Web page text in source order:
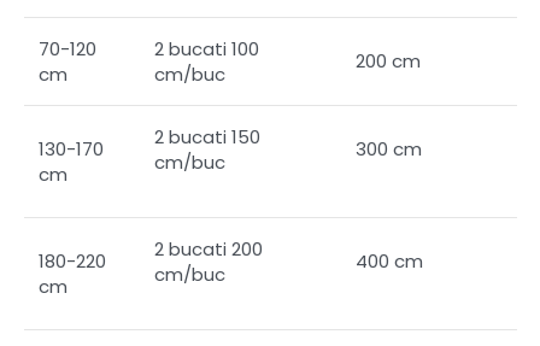
70-120
cm
2 bucati 100
cm/buc
200 cm
130-170
cm
2 bucati 150
cm/buc
300 cm
180-220
cm
2 bucati 200
cm/buc
400 cm